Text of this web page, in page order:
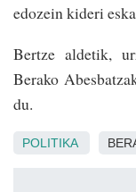
edozein kideri
Bertze aldetik,
Berako
du.
POLITIKA